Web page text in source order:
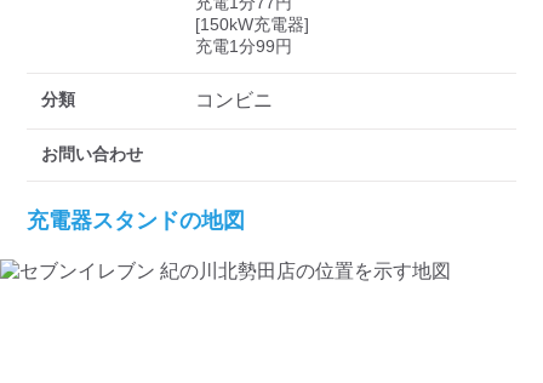
[150kW充電器]
充電1分99円
分類 コンビニ
お問い合わせ
充電器スタンドの地図